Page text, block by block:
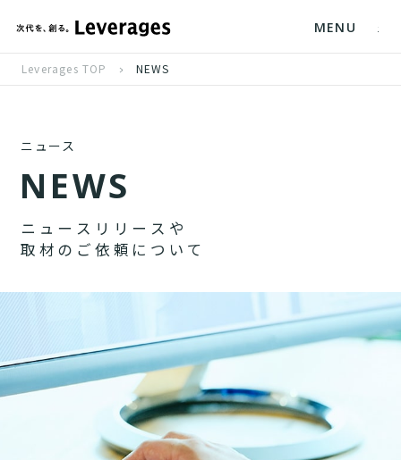
MENU
Leverages TOP NEWS
ニュース
NEWS
ニ ュ ー ス リ リ ー ス や
取 材 の ご 依 頼 に つ い て